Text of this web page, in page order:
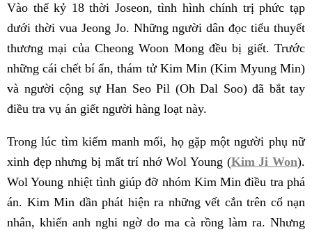
Vào thế kỷ 18 thời Joseon, tình hình chính trị phức tạp
dưới thời vua Jeong Jo. Những người dân đọc tiểu thuyết
thương mại của Cheong Woon Mong đều bị giết. Trước
những cái chết bí ẩn, thám tử Kim Min (Kim Myung Min)
và người cộng sự Han Seo Pil (Oh Dal Soo) đã bắt tay
điều tra vụ án giết người hàng loạt này.
Trong lúc tìm kiếm manh mối, họ gặp một người phụ nữ
xinh đẹp nhưng bị mất trí nhớ Wol Young (Kim Ji Won).
Wol Young nhiệt tình giúp đỡ nhóm Kim Min điều tra phá
án. Kim Min dần phát hiện ra những vết cắn trên cổ nạn
nhân, khiến anh nghi ngờ do ma cà rồng làm ra. Nhưng